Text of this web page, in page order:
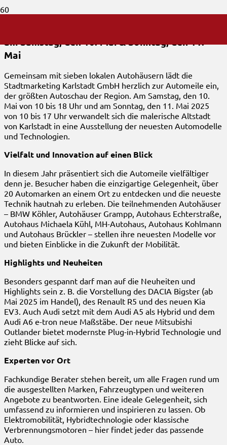
amSamstag, den 10. Mai & Sonntag, den 11.
Mai
Gemeinsam mit sieben lokalen Autohäusern lädt die
Stadtmarketing Karlstadt GmbH herzlich zur Automeile ein,
der größten Autoschau der Region. Am Samstag, den 10.
Mai von 10 bis 18 Uhr und am Sonntag, den 11. Mai 2025
von 10 bis 17 Uhr verwandelt sich die malerische Altstadt
von Karlstadt in eine Ausstellung der neuesten Automodelle
und Technologien.
Vielfalt und Innovation auf einen Blick
In diesem Jahr präsentiert sich die Automeile vielfältiger
denn je. Besucher haben die einzigartige Gelegenheit, über
20 Automarken an einem Ort zu entdecken und die neueste
Technik hautnah zu erleben. Die teilnehmenden Autohäuser
– BMW Köhler, Autohäuser Grampp, Autohaus Echterstraße,
Autohaus Michaela Kühl, MH-Autohaus, Autohaus Kohlmann
und Autohaus Brückler – stellen ihre neuesten Modelle vor
und bieten Einblicke in die Zukunft der Mobilität.
Highlights und Neuheiten
Besonders gespannt darf man auf die Neuheiten und
Highlights sein z. B. die Vorstellung des DACIA Bigster (ab
Mai 2025 im Handel), des Renault R5 und des neuen Kia
EV3. Auch Audi setzt mit dem Audi A5 als Hybrid und dem
Audi A6 e-tron neue Maßstäbe. Der neue Mitsubishi
Outlander bietet modernste Plug-in-Hybrid Technologie und
zieht Blicke auf sich.
Experten vor Ort
Fachkundige Berater stehen bereit, um alle Fragen rund um
die ausgestellten Marken, Fahrzeugtypen und weiteren
Angebote zu beantworten. Eine ideale Gelegenheit, sich
umfassend zu informieren und inspirieren zu lassen. Ob
Elektromobilität, Hybridtechnologie oder klassische
Verbrennungsmotoren – hier findet jeder das passende
Auto.